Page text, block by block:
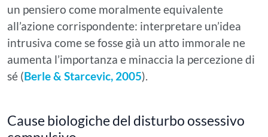
un pensiero come moralmente equivalente
all’azione corrispondente: interpretare un’idea
intrusiva come se fosse già un atto immorale ne
aumenta l’importanza e minaccia la percezione di
sé (Berle & Starcevic, 2005).
Cause biologiche del disturbo ossessivo